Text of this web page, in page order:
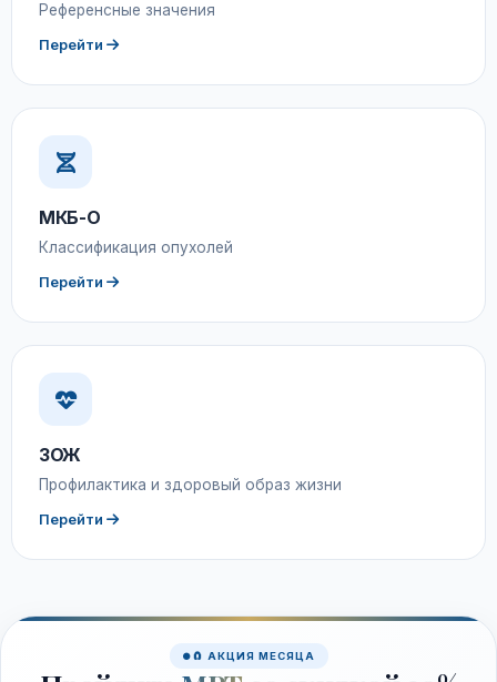
Референсные значения
Перейти
МКБ-О
Классификация опухолей
Перейти
ЗОЖ
Профилактика и здоровый образ жизни
Перейти
🧲 АКЦИЯ МЕСЯЦА